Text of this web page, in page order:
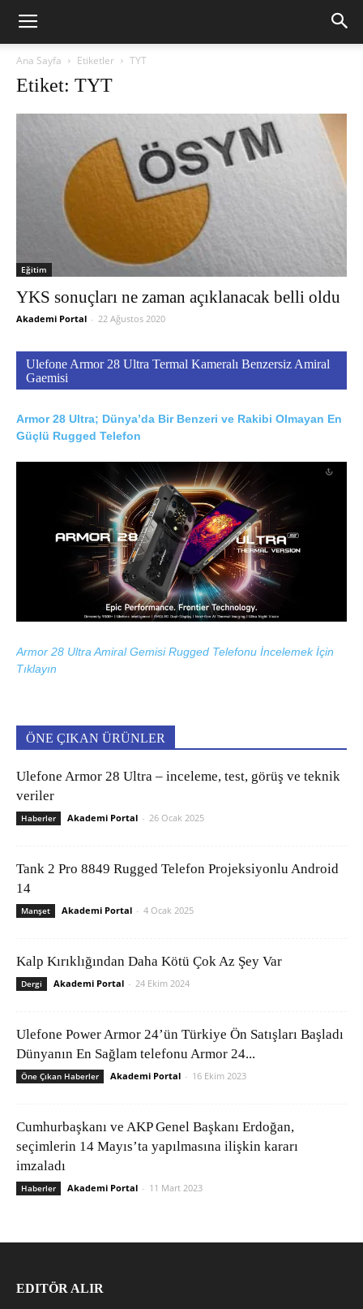
Ana Sayfa Etiketler TYT
Etiket: TYT
Eğitim
YKS sonuçları ne zaman açıklanacak belli oldu
Akademi Portal - 22 Ağustos 2020
Ulefone Armor 28 Ultra Termal Kameralı Benzersiz Amiral
Gaemisi
Armor 28 Ultra; Dünya’da Bir Benzeri ve Rakibi Olmayan En
Güçlü Rugged Telefon
Armor 28 Ultra Amiral Gemisi Rugged Telefonu İncelemek İçin
Tıklayın
ÖNE ÇIKAN ÜRÜNLER
Ulefone Armor 28 Ultra – inceleme, test, görüş ve teknik
veriler
Haberler Akademi Portal - 26 Ocak 2025
Tank 2 Pro 8849 Rugged Telefon Projeksiyonlu Android
14
Manşet Akademi Portal - 4 Ocak 2025
Kalp Kırıklığından Daha Kötü Çok Az Şey Var
Dergi Akademi Portal - 24 Ekim 2024
Ulefone Power Armor 24’ün Türkiye Ön Satışları Başladı
Dünyanın En Sağlam telefonu Armor 24...
Öne Çıkan Haberler Akademi Portal - 16 Ekim 2023
Cumhurbaşkanı ve AKP Genel Başkanı Erdoğan,
seçimlerin 14 Mayıs’ta yapılmasına ilişkin kararı
imzaladı
Haberler Akademi Portal - 11 Mart 2023
EDITÖR ALIR